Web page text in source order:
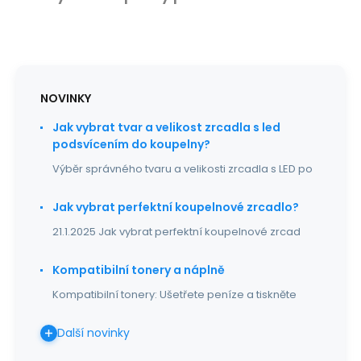
NOVINKY
Jak vybrat tvar a velikost zrcadla s led
podsvícením do koupelny?
Výběr správného tvaru a velikosti zrcadla s LED po
Jak vybrat perfektní koupelnové zrcadlo?
21.1.2025 Jak vybrat perfektní koupelnové zrcad
Kompatibilní tonery a náplně
Kompatibilní tonery: Ušetřete peníze a tiskněte
Další novinky